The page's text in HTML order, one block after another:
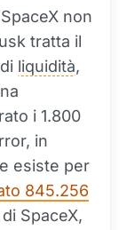
non
tratta il
liquidità,
i 1.800
in
esiste per
845.256
SpaceX,